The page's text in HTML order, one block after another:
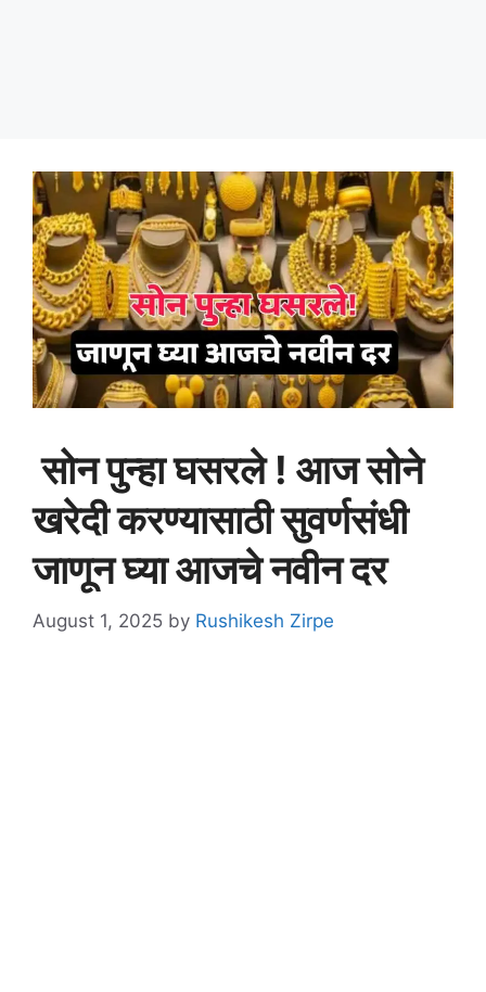
सोन पुन्हा घसरले ! आज सोने
खरेदी करण्यासाठी सुवर्णसंधी
जाणून घ्या आजचे नवीन दर
August 1, 2025 by Rushikesh Zirpe